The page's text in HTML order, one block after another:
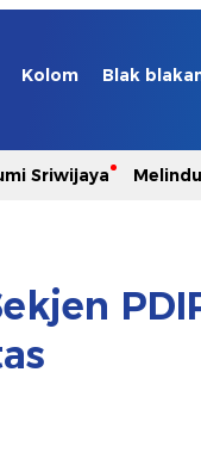
Kolom Blak
Sriwijaya